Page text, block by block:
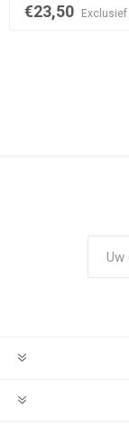
€23,50 Exclusief